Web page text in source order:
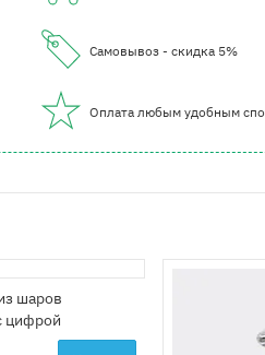
Самовывоз - скидка 5%
Оплата любым удобным
шаров
цифрой